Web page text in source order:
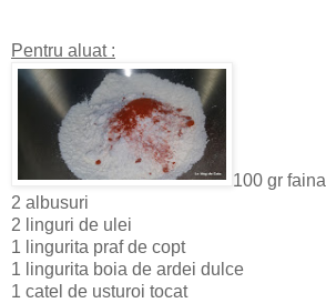
Pentru aluat :
100 gr faina
2 albusuri
2 linguri de ulei
1 lingurita praf de copt
1 lingurita boia de ardei dulce
1 catel de usturoi tocat